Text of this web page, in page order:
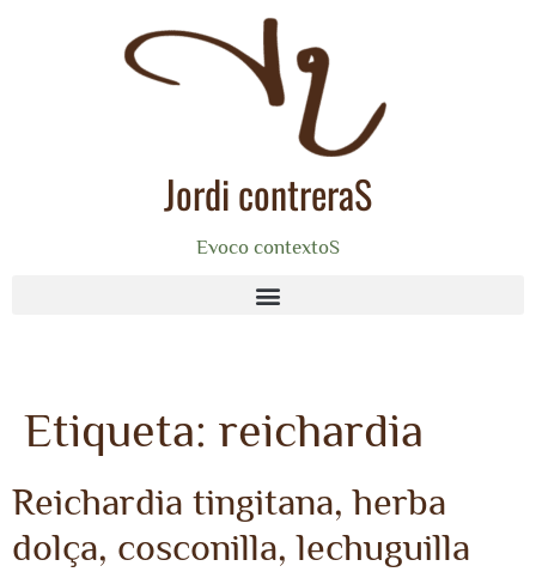
Jordi contreraS
Evoco contextoS
Etiqueta: reichardia
Reichardia tingitana, herba
dolça, cosconilla, lechuguilla